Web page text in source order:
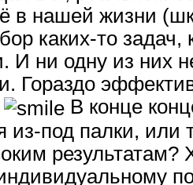
в нашей жизни
каких-то
И ни одну из них
Гораздо
В конце
из-под палки, или
результатам?